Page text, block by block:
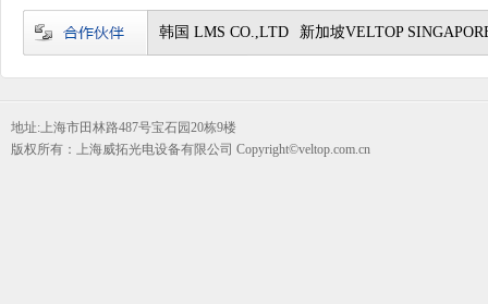
韩国 LMS CO.,LTD 新加坡VELTOP
地址:上海市田林路487号宝石园20栋9楼
版权所有：上海威拓光电设备有限公司 Copyright©veltop.com.cn